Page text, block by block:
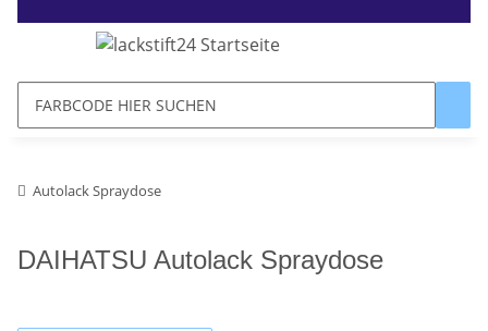
Autolack Spraydose
DAIHATSU Autolack Spraydose